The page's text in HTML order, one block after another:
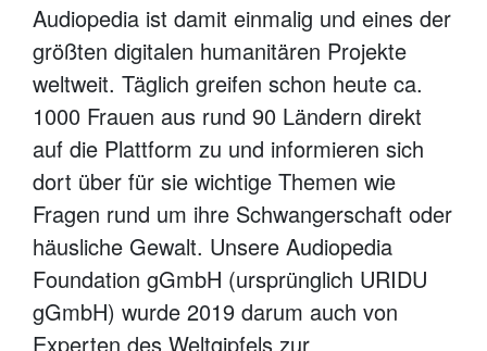
Audiopedia ist damit einmalig und eines der
größten digitalen humanitären Projekte
weltweit. Täglich greifen schon heute ca.
1000 Frauen aus rund 90 Ländern direkt
auf die Plattform zu und informieren sich
dort über für sie wichtige Themen wie
Fragen rund um ihre Schwangerschaft oder
häusliche Gewalt. Unsere Audiopedia
Foundation gGmbH (ursprünglich URIDU
gGmbH) wurde 2019 darum auch von
Experten des Weltgipfels zur